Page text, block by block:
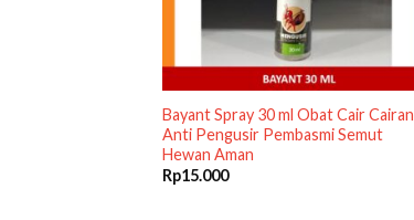
Bayant Spray 30 ml Obat Cair Cairan
Anti Pengusir Pembasmi Semut
Hewan Aman
Rp15.000